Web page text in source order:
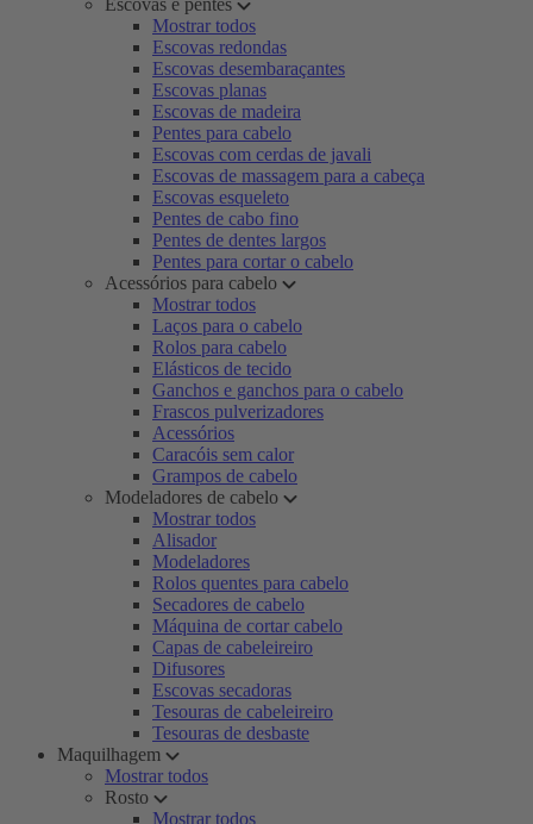
Escovas e pentes
Mostrar todos
Escovas redondas
Escovas desembaraçantes
Escovas planas
Escovas de madeira
Pentes para cabelo
Escovas com cerdas de javali
Escovas de massagem para a cabeça
Escovas esqueleto
Pentes de cabo fino
Pentes de dentes largos
Pentes para cortar o cabelo
Acessórios para cabelo
Mostrar todos
Laços para o cabelo
Rolos para cabelo
Elásticos de tecido
Ganchos e ganchos para o cabelo
Frascos pulverizadores
Acessórios
Caracóis sem calor
Grampos de cabelo
Modeladores de cabelo
Mostrar todos
Alisador
Modeladores
Rolos quentes para cabelo
Secadores de cabelo
Máquina de cortar cabelo
Capas de cabeleireiro
Difusores
Escovas secadoras
Tesouras de cabeleireiro
Tesouras de desbaste
Maquilhagem
Mostrar todos
Rosto
Mostrar todos